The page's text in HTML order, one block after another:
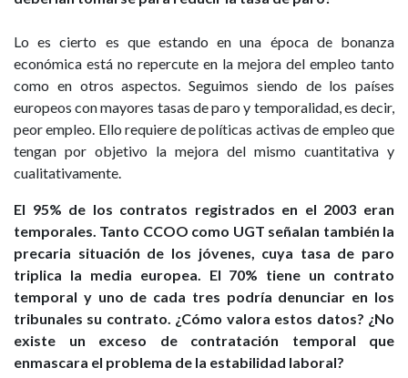
Lo es cierto es que estando en una época de bonanza
económica está no repercute en la mejora del empleo tanto
como en otros aspectos. Seguimos siendo de los países
europeos con mayores tasas de paro y temporalidad, es decir,
peor empleo. Ello requiere de políticas activas de empleo que
tengan por objetivo la mejora del mismo cuantitativa y
cualitativamente.
El 95% de los contratos registrados en el 2003 eran
temporales. Tanto CCOO como UGT señalan también la
precaria situación de los jóvenes, cuya tasa de paro
triplica la media europea. El 70% tiene un contrato
temporal y uno de cada tres podría denunciar en los
tribunales su contrato. ¿Cómo valora estos datos? ¿No
existe un exceso de contratación temporal que
enmascara el problema de la estabilidad laboral?